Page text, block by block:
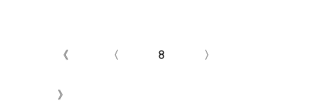
《 〈 8 〉
》